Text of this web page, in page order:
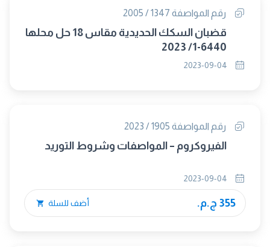
رقم المواصفة 1347 / 2005
قضبان السكك الحديدية مقاس 18 حل محلها
6440-1/ 2023
رقم المواصفة 1905 / 2023
الفيروكروم – المواصفات وشروط التوريد
355 ج.م. أضف للسلة